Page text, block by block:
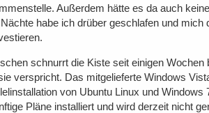
Außerdem hätte es da auch
habe ich drüber geschlafen und mich
schnurrt die Kiste seit einigen Wochen
verspricht. Das mitgelieferte Windows
von Ubuntu Linux und
Pläne installiert und wird derzeit nicht